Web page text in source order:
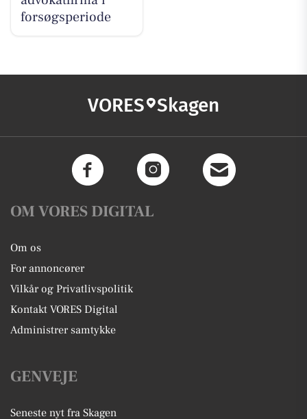
forsøgsperiode
VORES Skagen
OM VORES DIGITAL
Om os
For annoncører
Vilkår og Privatlivspolitik
Kontakt VORES Digital
Administrer samtykke
GENVEJE
Seneste nyt fra Skagen